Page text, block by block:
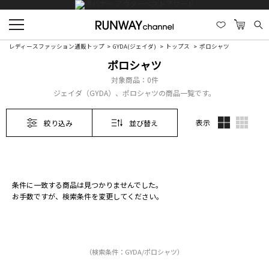
レディースファッション通販トップ GYDA(ジェイダ) トップス ポロシャツ
ポロシャツ
対象商品： 0件
ジェイダ（GYDA）、ポロシャツの商品一覧です。
絞り込み 並び替え 表示
条件に一致する商品は見つかりませんでした。
お手数ですが、検索条件を変更してください。
（検索条件：GYDA/ポロシャツ）